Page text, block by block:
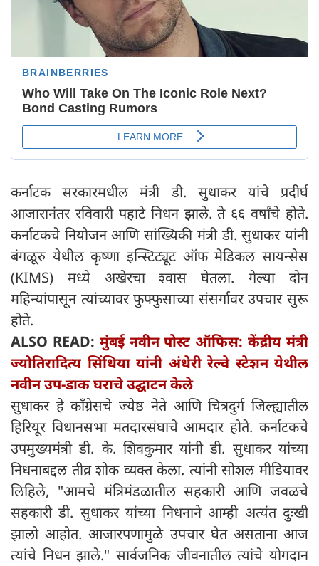
कर्नाटक सरकारमधील मंत्री डी. सुधाकर यांचे प्रदीर्घ
आजारानंतर रविवारी पहाटे निधन झाले. ते ६६ वर्षांचे होते.
कर्नाटकचे नियोजन आणि सांख्यिकी मंत्री डी. सुधाकर यांनी
बंगळूरु येथील कृष्णा इन्स्टिट्यूट ऑफ मेडिकल सायन्सेस
(KIMS) मध्ये अखेरचा श्वास घेतला. गेल्या दोन
महिन्यांपासून त्यांच्यावर फुफ्फुसाच्या संसर्गावर उपचार सुरू
होते.
ALSO READ: मुंबई नवीन पोस्ट ऑफिस: केंद्रीय मंत्री
ज्योतिरादित्य सिंधिया यांनी अंधेरी रेल्वे स्टेशन येथील
नवीन उप-डाक घराचे उद्घाटन केले
सुधाकर हे काँग्रेसचे ज्येष्ठ नेते आणि चित्रदुर्ग जिल्ह्यातील
हिरियूर विधानसभा मतदारसंघाचे आमदार होते. कर्नाटकचे
उपमुख्यमंत्री डी. के. शिवकुमार यांनी डी. सुधाकर यांच्या
निधनाबद्दल तीव्र शोक व्यक्त केला. त्यांनी सोशल मीडियावर
लिहिले, "आमचे मंत्रिमंडळातील सहकारी आणि जवळचे
सहकारी डी. सुधाकर यांच्या निधनाने आम्ही अत्यंत दुःखी
झालो आहोत. आजारपणामुळे उपचार घेत असताना आज
त्यांचे निधन झाले." सार्वजनिक जीवनातील त्यांचे योगदान